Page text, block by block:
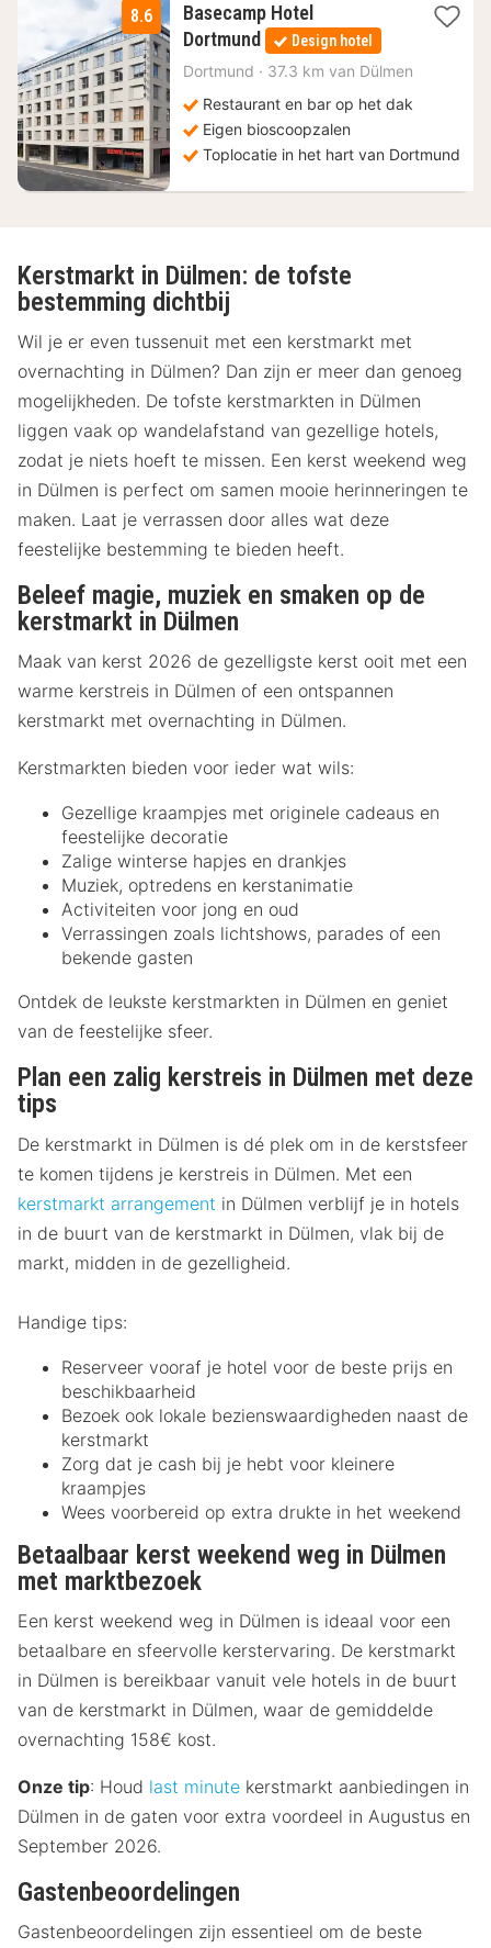
8.6
Basecamp Hotel
Dortmund 2
nachten
vanaf
€
Design hotel
Dortmund · 37.3 km van Dülmen
Restaurant en bar op het dak
Eigen bioscoopzalen
Toplocatie in het hart van Dortmund
Kerstmarkt in Dülmen: de tofste
bestemming dichtbij
Wil je er even tussenuit met een kerstmarkt met
overnachting in Dülmen? Dan zijn er meer dan genoeg
mogelijkheden. De tofste kerstmarkten in Dülmen
liggen vaak op wandelafstand van gezellige hotels,
zodat je niets hoeft te missen. Een kerst weekend weg
in Dülmen is perfect om samen mooie herinneringen te
maken. Laat je verrassen door alles wat deze
feestelijke bestemming te bieden heeft.
Beleef magie, muziek en smaken op de
kerstmarkt in Dülmen
Maak van kerst 2026 de gezelligste kerst ooit met een
warme kerstreis in Dülmen of een ontspannen
kerstmarkt met overnachting in Dülmen.
Kerstmarkten bieden voor ieder wat wils:
Gezellige kraampjes met originele cadeaus en
feestelijke decoratie
Zalige winterse hapjes en drankjes
Muziek, optredens en kerstanimatie
Activiteiten voor jong en oud
Verrassingen zoals lichtshows, parades of een
bekende gasten
Ontdek de leukste kerstmarkten in Dülmen en geniet
van de feestelijke sfeer.
Plan een zalig kerstreis in Dülmen met deze
tips
De kerstmarkt in Dülmen is dé plek om in de kerstsfeer
te komen tijdens je kerstreis in Dülmen. Met een
kerstmarkt arrangement in Dülmen verblijf je in hotels
in de buurt van de kerstmarkt in Dülmen, vlak bij de
markt, midden in de gezelligheid.
Handige tips:
Reserveer vooraf je hotel voor de beste prijs en
beschikbaarheid
Bezoek ook lokale bezienswaardigheden naast de
kerstmarkt
Zorg dat je cash bij je hebt voor kleinere
kraampjes
Wees voorbereid op extra drukte in het weekend
Betaalbaar kerst weekend weg in Dülmen
met marktbezoek
Een kerst weekend weg in Dülmen is ideaal voor een
betaalbare en sfeervolle kerstervaring. De kerstmarkt
in Dülmen is bereikbaar vanuit vele hotels in de buurt
van de kerstmarkt in Dülmen, waar de gemiddelde
overnachting 158€ kost.
Onze tip: Houd last minute kerstmarkt aanbiedingen in
Dülmen in de gaten voor extra voordeel in Augustus en
September 2026.
Gastenbeoordelingen
Gastenbeoordelingen zijn essentieel om de beste